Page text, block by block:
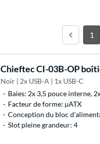
1
ChieftecCI-03B-OP
Noir | 2x USB-A | 1x USB-C
Baies: 2x 3,5 pouce interne,
Facteur de forme: µATX
Conception du bloc
Slot pleine grandeur: 4